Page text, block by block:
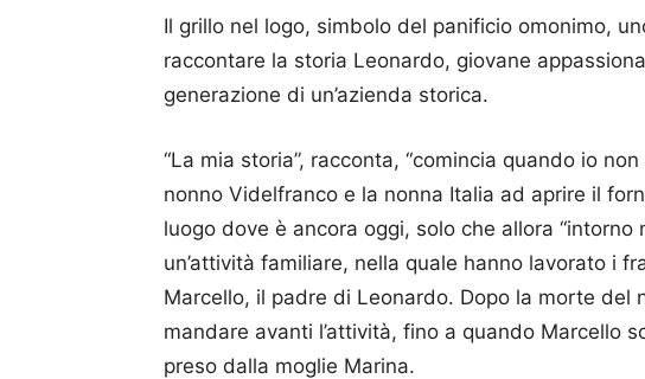
Il grillo nel logo, simbolo del panificio omonimo,
raccontare la storia Leonardo, giovane
generazione di un’azienda storica.
“La mia storia”, racconta, “comincia quando io
nonno Videlfranco e la nonna Italia ad aprire il
luogo dove è ancora oggi, solo che allora “intorno
un’attività familiare, nella quale hanno lavorato i
Marcello, il padre di Leonardo. Dopo la morte del
mandare avanti l’attività, fino a quando Marcello
preso dalla moglie Marina.